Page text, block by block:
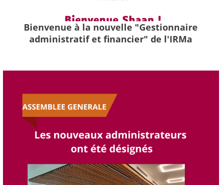
Bienvenue à la nouvelle "Gestionnaire
administratif et financier" de l'IRMa